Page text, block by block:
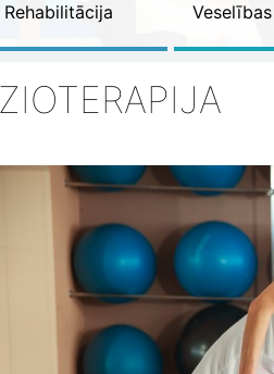
Rehabilitācija